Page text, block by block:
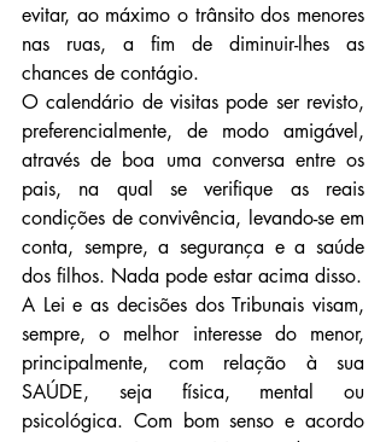
evitar, ao máximo o trânsito dos menores
nas ruas, a fim de diminuir-lhes as
chances de contágio.
O calendário de visitas pode ser revisto,
preferencialmente, de modo amigável,
através de boa uma conversa entre os
pais, na qual se verifique as reais
condições de convivência, levando-se em
conta, sempre, a segurança e a saúde
dos filhos. Nada pode estar acima disso.
A Lei e as decisões dos Tribunais visam,
sempre, o melhor interesse do menor,
principalmente, com relação à sua
SAÚDE, seja física, mental ou
psicológica. Com bom senso e acordo